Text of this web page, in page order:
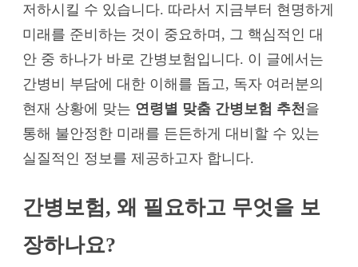
저하시킬 수 있습니다. 따라서 지금부터 현명하게
미래를 준비하는 것이 중요하며, 그 핵심적인 대
안 중 하나가 바로 간병보험입니다. 이 글에서는
간병비 부담에 대한 이해를 돕고, 독자 여러분의
현재 상황에 맞는 연령별 맞춤 간병보험 추천 을
통해 불안정한 미래를 든든하게 대비할 수 있는
실질적인 정보를 제공하고자 합니다.
간병보험, 왜 필요하고 무엇을 보
장하나요?